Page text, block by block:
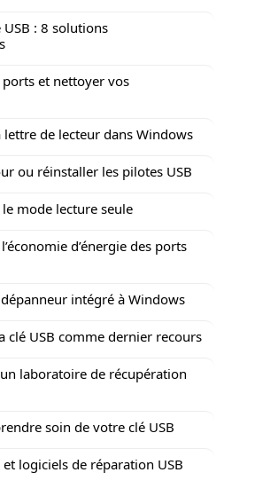
USB : 8 solutions
et nettoyer vos
de lecteur dans Windows
ou réinstaller les pilotes USB
mode lecture seule
d’énergie des ports
intégré à Windows
clé USB comme dernier recours
laboratoire de récupération
soin de votre clé USB
logiciels de réparation USB